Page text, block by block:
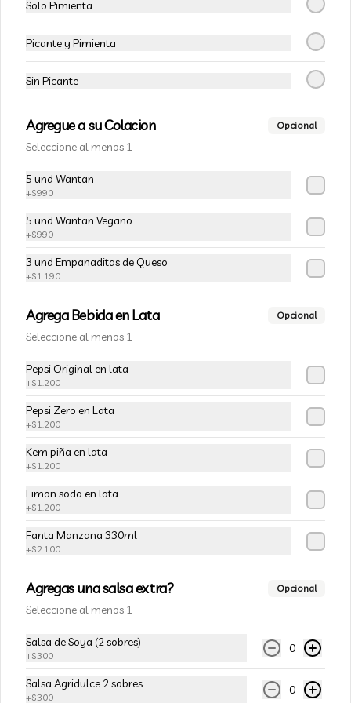
Tofu Mongoliano
(puedes cambiar la porción de arroz
$7.800
Chapsui de Tofu
Tofu salteado con brócolis, coliflor,
zanahoria y salsas, acompañado con
arroz blanco. (puedes cambiar la
porción de arroz blanco por papas
fritas o fideos)
$7.800
Tofu Agridulce
Tofu frito salteado con vegetales
agridulce, acompañado con arroz
blanco. (puedes cambiar la porción de
arroz blanco por papas fritas o fideos)
$8.100
Conócenos
Zona de despacho
Términos y condiciones
Política de privacidad
Solo Pimienta
Picante y Pimienta
Sin Picante
Agregue a su Colacion Opcional
Seleccione al menos 1
5 und Wantan
+$990
5 und Wantan Vegano
+$990
3 und Empanaditas de Queso
+$1.190
Agrega Bebida en Lata Opcional
Seleccione al menos 1
Pepsi Original en lata
+$1.200
Pepsi Zero en Lata
+$1.200
Kem piña en lata
+$1.200
Limon soda en lata
+$1.200
Fanta Manzana 330ml
+$2.100
Agregas una salsa extra? Opcional
Seleccione al menos 1
Salsa de Soya (2 sobres)
+$300
0
Salsa Agridulce 2 sobres
+$300
0